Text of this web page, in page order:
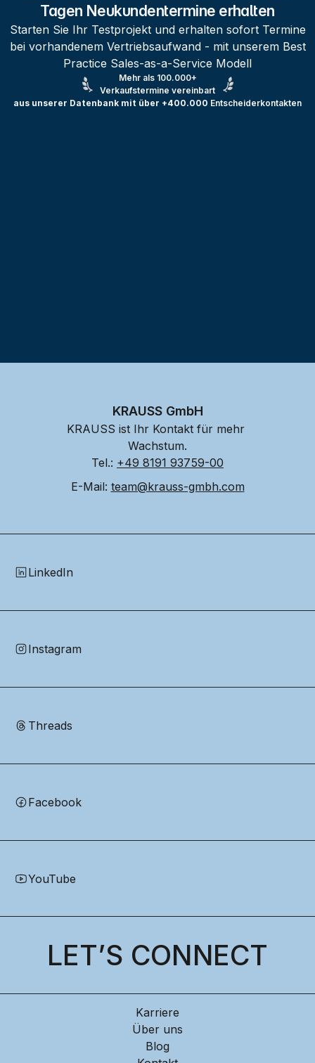
Tagen Neukundentermine erhalten
Starten Sie Ihr Testprojekt und erhalten sofort Termine
bei vorhandenem Vertriebsaufwand - mit unserem Best
Practice Sales-as-a-Service Modell
Mehr als 100.000+
Verkaufstermine vereinbart
aus unserer Datenbank mit über +400.000 Entscheiderkontakten
KRAUSS GmbH
KRAUSS ist Ihr Kontakt für mehr
Wachstum.
Tel.: +49 8191 93759-00
E-Mail: team@krauss-gmbh.com
LinkedIn
Instagram
Threads
Facebook
YouTube
LET’S CONNECT
Karriere
Über uns
Blog